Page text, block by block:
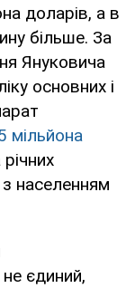
доларів, а в
більше. За
Януковича
основних і
мільйона
населенням
єдиний,